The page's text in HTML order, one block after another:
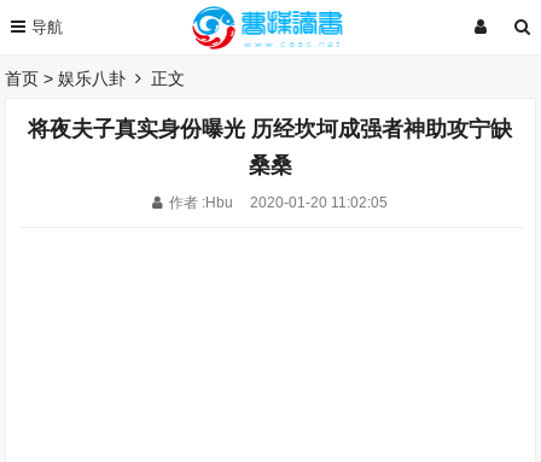
首页 >娱乐八卦 正文
将夜夫子真实身份曝光 历经坎坷成强者神助攻宁缺
桑桑
作者 :Hbu 2020-01-20 11:02:05